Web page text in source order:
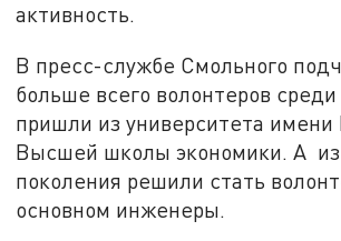
активность.
В пресс-службе Смольного
больше всего волонтеров
пришли из университета имени
Высшей школы экономики. А из
поколения решили стать
основном инженеры.